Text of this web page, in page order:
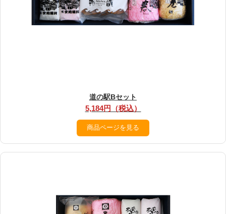
道の駅Bセット
5,184円（税込）
商品ページを見る